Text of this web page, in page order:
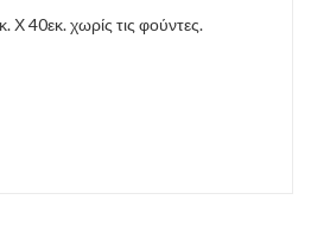
Χ 40εκ. χωρίς τις φούντες.